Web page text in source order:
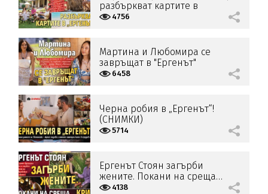
разбъркват картите в
„Ергенът“
4756
Мартина и Любомира се
завръщат в "Ергенът"
6458
Черна робия в „Ергенът“!
(СНИМКИ)
5714
Ергенът Стоян загърби
жените. Покани на среща…
Крис4138